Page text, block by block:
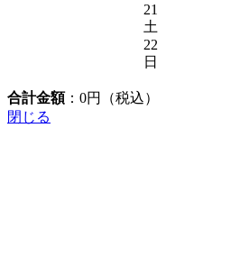
21
土
22
日
合計金額： 0円（税込）
閉じる